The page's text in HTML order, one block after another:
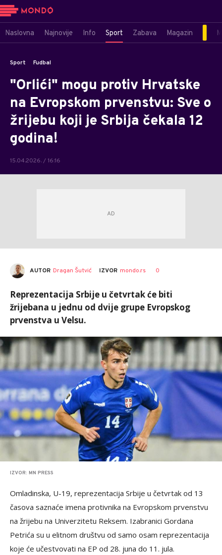
Naslovna Najnovije Info Sport Zabava Magazin
Sport Fudbal
"Orlići" mogu protiv Hrvatske
na Evropskom prvenstvu: Sve o
žrijebu koji je Srbija čekala 12
godina!
15.04.2026. / 16:16
AUTOR Dragan Šutvić IZVOR mondo.rs 0
Reprezentacija Srbije u četvrtak će biti
žrijebana u jednu od dvije grupe Evropskog
prvenstva u Velsu.
IZVOR: MN PRESS
Omladinska, U-19, reprezentacija Srbije u četvrtak od 13
časova saznaće imena protivnika na Evropskom prvenstvu
na žrijebu na Univerzitetu Reksem. Izabranici Gordana
Petrića su u elitnom društvu od samo osam reprezentacija
koje će učestvovati na EP od 28. juna do 11. jula.